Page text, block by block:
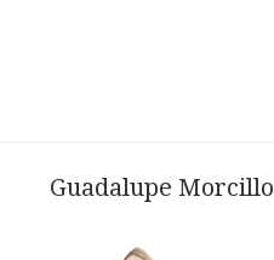
Guadalupe Morcillo